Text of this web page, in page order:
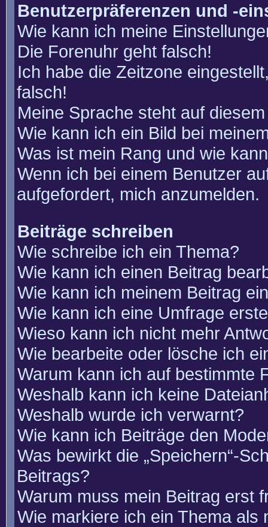
Benutzerpräferenzen und -
Wie kann ich meine
Die Forenuhr geht falsch!
Ich habe die Zeitzone
falsch!
Meine Sprache steht auf
Wie kann ich ein Bild bei
Was ist mein Rang und wie
Wenn ich bei einem Benutzer
aufgefordert, mich anzumelden.
Beiträge schreiben
Wie schreibe ich ein Thema?
Wie kann ich einen Beitrag
Wie kann ich meinem Beitrag
Wie kann ich eine Umfrage
Wieso kann ich nicht mehr
Wie bearbeite oder lösche ich
Warum kann ich auf bestimmte
Weshalb kann ich keine
Weshalb wurde ich verwarnt?
Wie kann ich Beiträge den
Was bewirkt die „Speichern“-
Beitrags?
Warum muss mein Beitrag erst
Wie markiere ich ein Thema als